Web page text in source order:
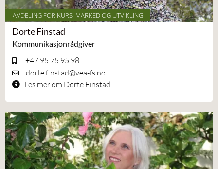
AVDELING FOR KURS, MARKED OG UTVIKLING
Dorte Finstad
Kommunikasjonrådgiver
+47 95 75 95 98
dorte.finstad@vea-fs.no
Les mer om Dorte Finstad